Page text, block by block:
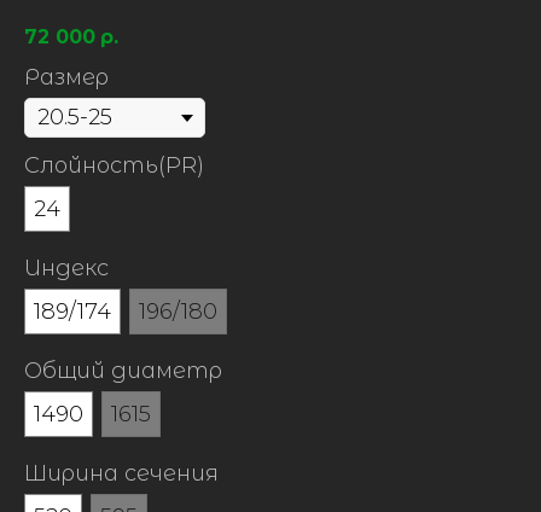
72 000 р.
Размер
Слойность(PR)
24
Индекс
189/174
196/180
Общий диаметр
1490
1615
Ширина сечения